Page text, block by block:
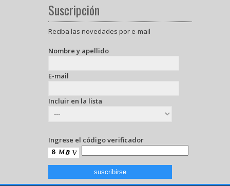
Suscripción
Reciba las novedades por e-mail
Nombre y apellido
E-mail
Incluir en la lista
Ingrese el código verificador